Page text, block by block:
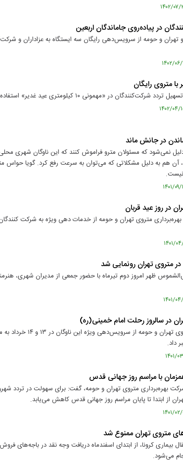
در پیاده‌روی جاماندگان اربعین
تهران و حومه از سرویس‌دهی رایگان سه ایستگاه به عزاداران و
متروی رایگان
در «مهمونی ۱۰ کیلومتری عید غدیر» استفاده از مترو رایگان است.
در جانش ماند
دلیل نمی‌شود که مسئولان مترو فراموش کنند که این ناوگان شهری
آن هم به دلیل مشکلاتی که می‌توان به سرعت رفع کرد. گویا حواس
در روز عید قربان
متروی تهران و حومه از خدمات دهی ویژه به شركت
متروی تهران رونمایی شد
ظهر امروز دوم تیرماه با حضور جمعی از مدیران شهری،
در سالروز رحلت امام خمینی(ره)
مدیرعامل شرکت بهره‌برداری متروی
داد.
با مراسم روز جهانی قدس
بهره‌برداری متروی تهران و حومه، گفت: برای سهولت در تردد
متروی تهران ممنوع شد
بیماری کرونا، از ابتدای اسفندماه دریافت وجه نقد در باجه‌های
می‌شود.